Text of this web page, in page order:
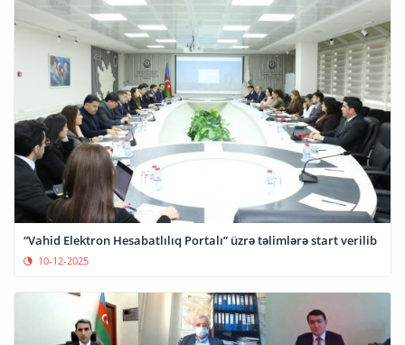
“Vahid Elektron Hesabatlılıq Portalı” üzrə təlimlərə start verilib
10-12-2025